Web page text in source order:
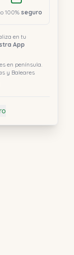
100% seguro
en tu
App
en península.
y Baleares